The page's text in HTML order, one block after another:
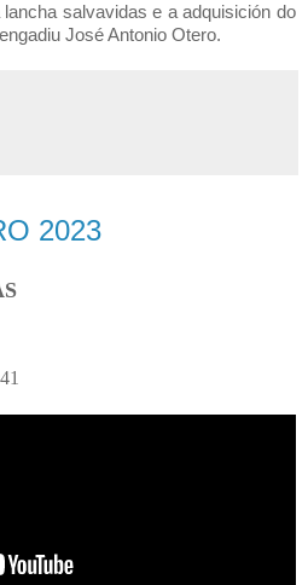
salvavidas e a adquisición do
José Antonio Otero.
2023